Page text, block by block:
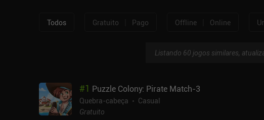
Todos Gratuito Pago Offline Online
Listando 60 jogos similares,
#1 Puzzle Colony: Pirate Match‑3
Quebra-cabeça
Casual
Gratuito